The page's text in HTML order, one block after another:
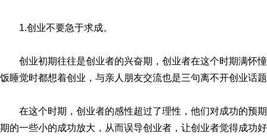
1.创业不要急于求成。
创业初期往往是创业者的兴奋期，创业者在这个时期满怀
饭睡觉时都想着创业，与亲人朋友交流也是三句离不开创业话
在这个时期，创业者的感性超过了理性，他们对成功的预
期的一些小的成功放大，从而误导创业者，让创业者觉得成功